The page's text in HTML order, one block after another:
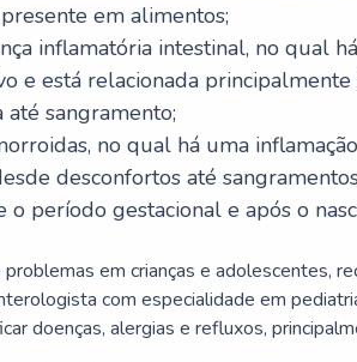
em alimentos;
inflamatória intestinal, no qual
e está relacionada
até sangramento;
no qual há uma
desconfortos até
o período gestacional e após o
problemas em crianças e adolescentes,
com especialidade em
doenças, alergias e refluxos,